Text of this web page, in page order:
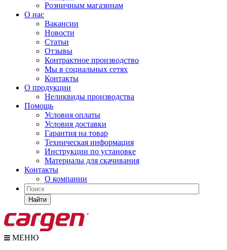
Розничным магазинам
О нас
Вакансии
Новости
Статьи
Отзывы
Контрактное производство
Мы в социальных сетях
Контакты
О продукции
Неликвиды производства
Помощь
Условия оплаты
Условия доставки
Гарантия на товар
Техническая информация
Инструкции по установке
Материалы для скачивания
Контакты
О компании
Найти
МЕНЮ